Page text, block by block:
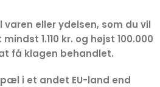
varen eller ydelsen, som du vil
1.110 kr. og højst 100.000
få klagen behandlet.
i et andet EU-land end